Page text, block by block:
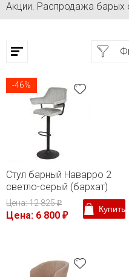
Акции. Распродажа барых
-46%
Стул барный Наварро 2
светло-серый (бархат)
Цена: 12 825₽
Цена: 6 800 ₽
Купить